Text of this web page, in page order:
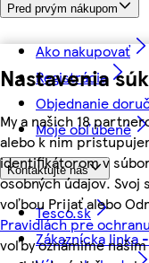
Nastavenia
My a našich 18
alebo k nim
identifikátorom v
osobných údajov.
voľbou Prijať alebo
Pravidlách pre
voľby oznámime
Pred prvým nákupom
Ako nakupovať
Registrácia
Objednanie
Moje obľúbené
Kontaktujte nás
Tesco.sk
Zákaznícka linka